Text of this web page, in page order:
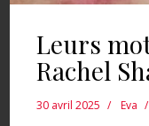
Leurs
Rachel
30 avril 2025 Eva